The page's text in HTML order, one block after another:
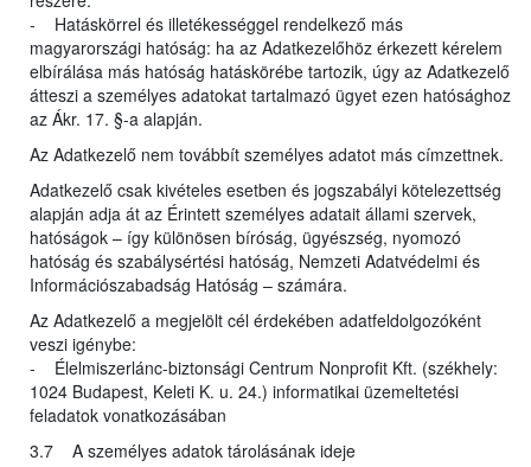
- Hatáskörrel és illetékességgel rendelkező más
magyarországi hatóság: ha az Adatkezelőhöz érkezett kérelem
elbírálása más hatóság hatáskörébe tartozik, úgy az Adatkezelő
átteszi a személyes adatokat tartalmazó ügyet ezen hatósághoz
az Ákr. 17. §-a alapján.
Az Adatkezelő nem továbbít személyes adatot más címzettnek.
Adatkezelő csak kivételes esetben és jogszabályi kötelezettség
alapján adja át az Érintett személyes adatait állami szervek,
hatóságok – így különösen bíróság, ügyészség, nyomozó
hatóság és szabálysértési hatóság, Nemzeti Adatvédelmi és
Információszabadság Hatóság – számára.
Az Adatkezelő a megjelölt cél érdekében adatfeldolgozóként
veszi igénybe:
- Élelmiszerlánc-biztonsági Centrum Nonprofit Kft. (székhely:
1024 Budapest, Keleti K. u. 24.) informatikai üzemeltetési
feladatok vonatkozásában
3.7 A személyes adatok tárolásának ideje